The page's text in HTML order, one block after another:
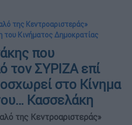
της Κεντροαριστεράς»
του Κινήματος Δημοκρατίας
που
τον ΣΥΡΙΖΑ επί
στο Κίνημα
Κασσελάκη
της Κεντροαριστεράς»